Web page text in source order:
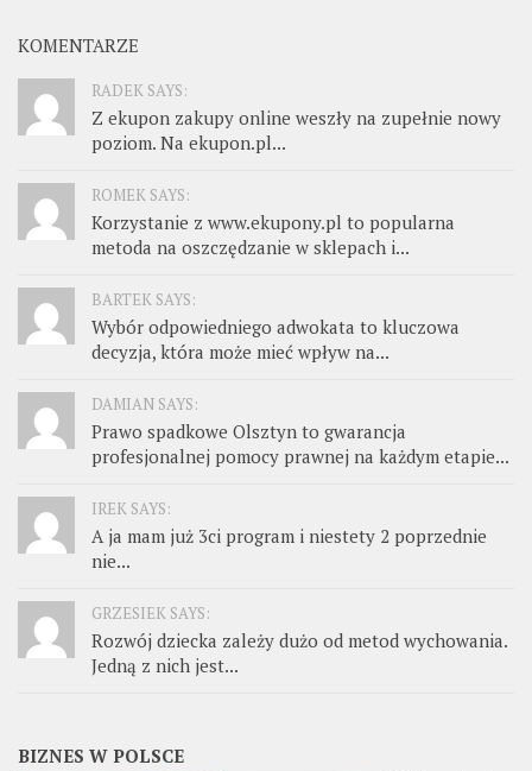
KOMENTARZE
RADEK SAYS:
Z ekupon zakupy online weszły na zupełnie nowy
poziom. Na ekupon.pl...
ROMEK SAYS:
Korzystanie z www.ekupony.pl to popularna
metoda na oszczędzanie w sklepach i...
BARTEK SAYS:
Wybór odpowiedniego adwokata to kluczowa
decyzja, która może mieć wpływ na...
DAMIAN SAYS:
Prawo spadkowe Olsztyn to gwarancja
profesjonalnej pomocy prawnej na każdym etapie...
IREK SAYS:
A ja mam już 3ci program i niestety 2 poprzednie
nie...
GRZESIEK SAYS:
Rozwój dziecka zależy dużo od metod wychowania.
Jedną z nich jest...
BIZNES W POLSCE